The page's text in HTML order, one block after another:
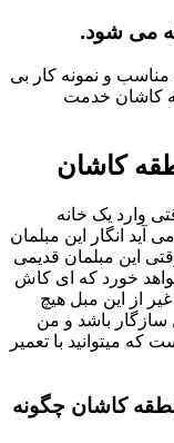
می شود.
مناسب و نمونه کار بی
کاشان خدمت
کاشان
وارد یک خانه
آید انگار این مبلمان
این مبلمان قدیمی
خورد که ای کاش
از این مبل هیچ
سازگار باشد و من
میتوانید با تعمیر
کاشان چگونه